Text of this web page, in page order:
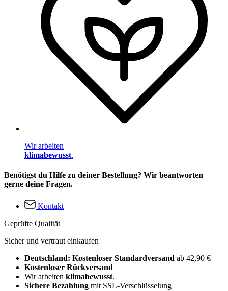
Wir arbeiten
klimabewusst.
Benötigst du Hilfe zu deiner Bestellung? Wir beantworten
gerne deine Fragen.
Kontakt
Geprüfte Qualität
Sicher und vertraut einkaufen
Deutschland: Kostenloser Standardversand ab 42,90 €
Kostenloser Rückversand
Wir arbeiten klimabewusst.
Sichere Bezahlung mit SSL-Verschlüsselung